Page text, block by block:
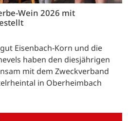
Wein 2026 mit
Eisenbach-Korn und die
haben den diesjährigen
mit dem Zweckverband
in Oberheimbach